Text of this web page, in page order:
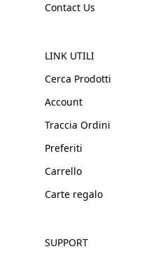
Contact Us
LINK UTILI
Cerca Prodotti
Account
Traccia Ordini
Preferiti
Carrello
Carte regalo
SUPPORT